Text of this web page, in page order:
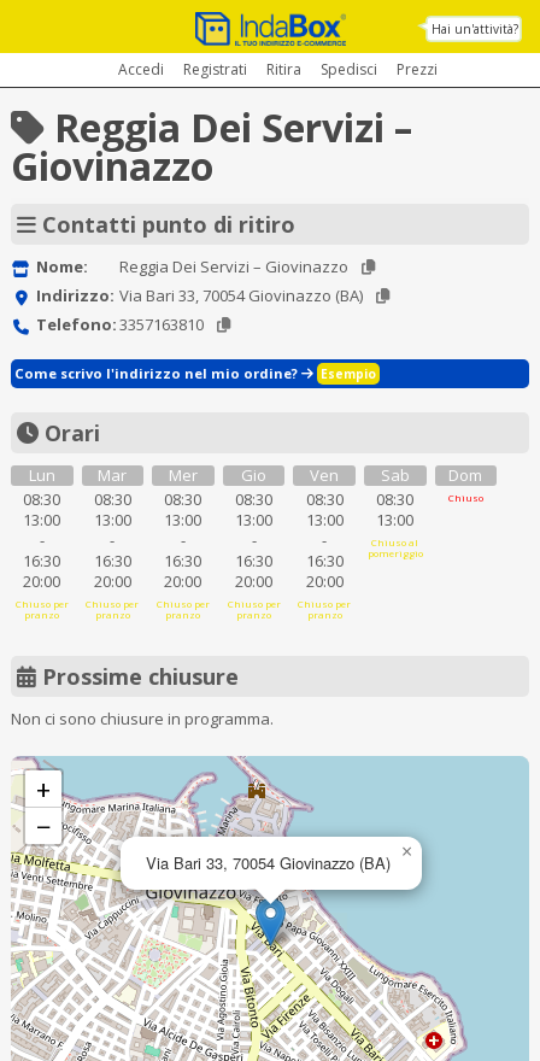
Hai un'attività?
Accedi Registrati Ritira Spedisci Prezzi
Reggia Dei Servizi –
Giovinazzo
Contatti punto di ritiro
Nome:
Reggia Dei Servizi – Giovinazzo
Indirizzo: Via Bari 33, 70054 Giovinazzo (BA)
Telefono:3357163810
Come scrivo l'indirizzo nel mio ordine? Esempio
Orari
Lun
08:30
13:00
-
16:30
20:00
Chiuso per
pranzo
Mar
08:30
13:00
-
16:30
20:00
Chiuso per
pranzo
Mer
08:30
13:00
-
16:30
20:00
Chiuso per
pranzo
Gio
08:30
13:00
-
16:30
20:00
Chiuso per
pranzo
Ven
08:30
13:00
-
16:30
20:00
Chiuso per
pranzo
Sab
08:30
13:00
Chiuso al
pomeriggio
Dom
Chiuso
Prossime chiusure
Non ci sono chiusure in programma.
Via Bari 33, 70054 Giovinazzo (BA) ×
+
−